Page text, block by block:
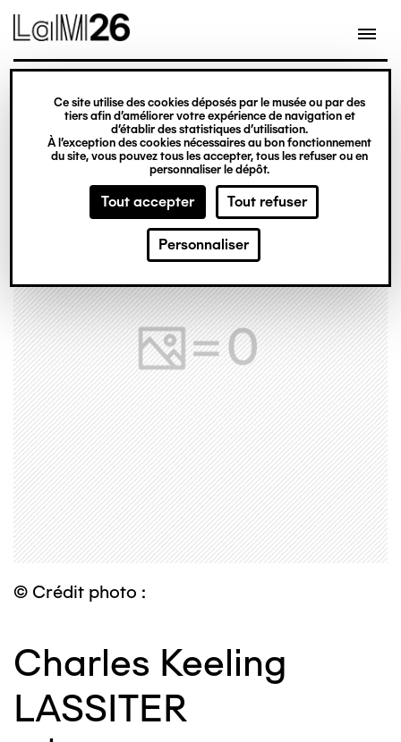
Gestion des cookies
Ce site utilise des cookies déposés par le musée ou par des
tiers afin d’améliorer votre expérience de navigation et
d’établir des statistiques d’utilisation.
À l’exception des cookies nécessaires au bon fonctionnement
du site, vous pouvez tous les accepter, tous les refuser ou en
personnaliser le dépôt.
Tout accepter Tout refuser
Personnaliser
contenu
© Crédit photo :
Charles Keeling
LASSITER